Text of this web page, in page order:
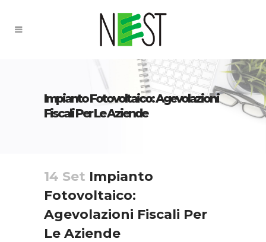
Impianto Fotovoltaico: Agevolazioni
Fiscali Per Le Aziende
14 Set Impianto
Fotovoltaico:
Agevolazioni Fiscali Per
Le Aziende